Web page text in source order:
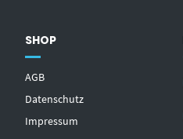
SHOP
AGB
Datenschutz
Impressum